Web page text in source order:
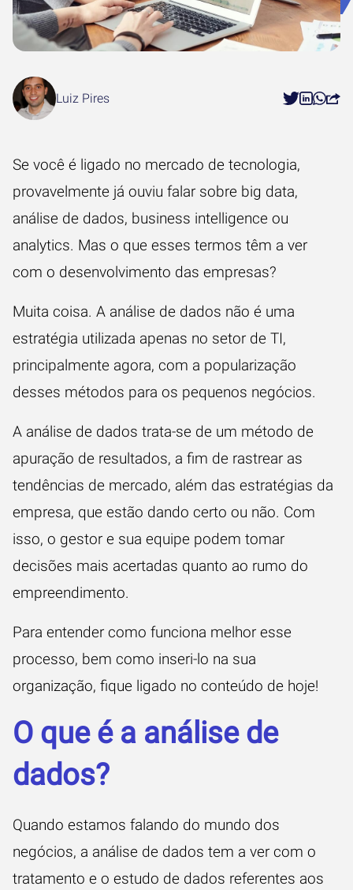
Luiz Pires
Se você é ligado no mercado de tecnologia,
provavelmente já ouviu falar sobre big data,
análise de dados, business intelligence ou
analytics. Mas o que esses termos têm a ver
com o desenvolvimento das empresas?
Muita coisa. A análise de dados não é uma
estratégia utilizada apenas no setor de TI,
principalmente agora, com a popularização
desses métodos para os pequenos negócios.
A análise de dados trata-se de um método de
apuração de resultados, a fim de rastrear as
tendências de mercado, além das estratégias da
empresa, que estão dando certo ou não. Com
isso, o gestor e sua equipe podem tomar
decisões mais acertadas quanto ao rumo do
empreendimento.
Para entender como funciona melhor esse
processo, bem como inseri-lo na sua
organização, fique ligado no conteúdo de hoje!
O que é a análise de
dados?
Quando estamos falando do mundo dos
negócios, a análise de dados tem a ver com o
tratamento e o estudo de dados referentes aos